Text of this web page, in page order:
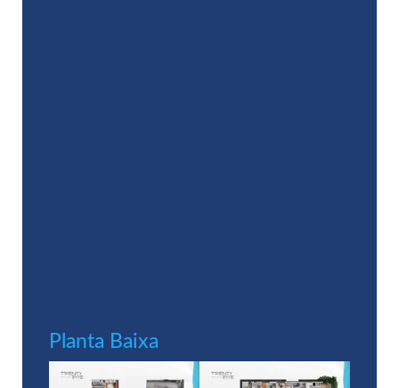
Planta Baixa